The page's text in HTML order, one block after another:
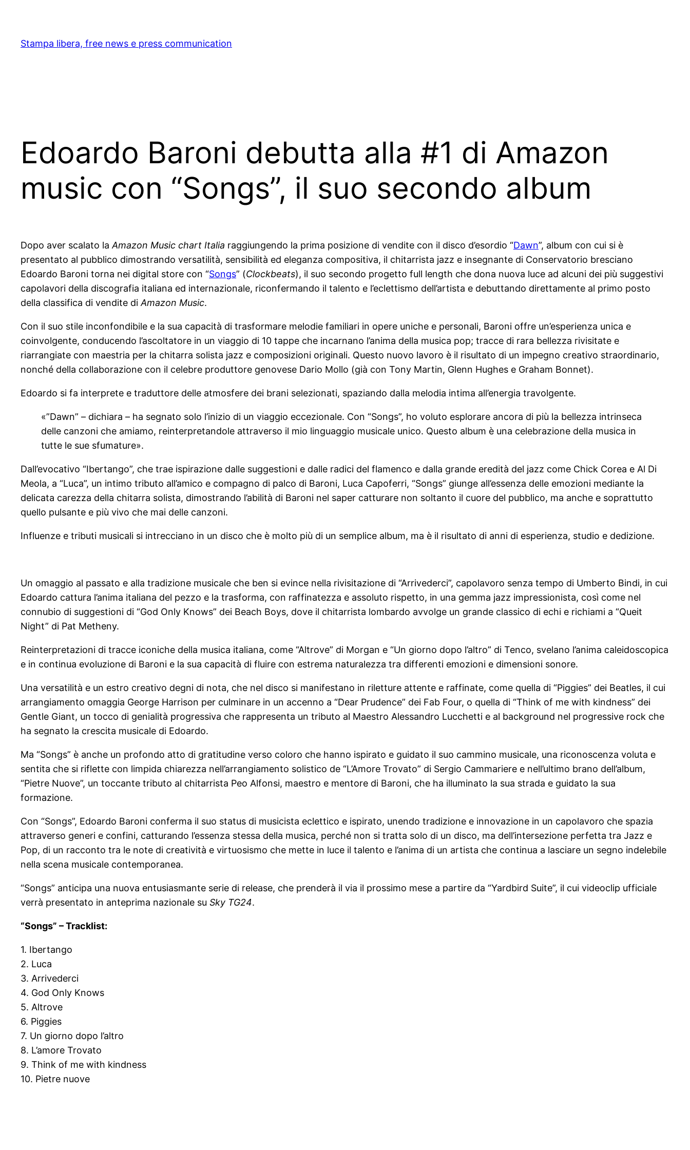
content
Stampa libera, free news e press communication
Edoardo Baroni debutta alla #1 di Amazon
music con “Songs”, il suo secondo album
Dopo aver scalato laAmazon Music chart Italia raggiungendo la prima posizione di vendite con il disco d’esordio “Dawn”, album con cui si è
presentato al pubblico dimostrando versatilità, sensibilità ed eleganza compositiva, il chitarrista jazz e insegnante di Conservatorio bresciano
Edoardo Baroni torna nei digital store con “Songs” (Clockbeats), il suo secondo progetto full length che dona nuova luce ad alcuni dei più suggestivi
capolavori della discografia italiana ed internazionale, riconfermando il talento e l’eclettismo dell’artista e debuttando direttamente al primo posto
della classifica di vendite diAmazon Music.
Con il suo stile inconfondibile e la sua capacità di trasformare melodie familiari in opere uniche e personali, Baroni offre un’esperienza unica e
coinvolgente, conducendo l’ascoltatore in un viaggio di 10 tappe che incarnano l’anima della musica pop; tracce di rara bellezza rivisitate e
riarrangiate con maestria per la chitarra solista jazz e composizioni originali. Questo nuovo lavoro è il risultato di un impegno creativo straordinario,
nonché della collaborazione con il celebre produttore genovese Dario Mollo (già con Tony Martin, Glenn Hughes e Graham Bonnet).
Edoardo si fa interprete e traduttore delle atmosfere dei brani selezionati, spaziando dalla melodia intima all’energia travolgente.
«”Dawn” – dichiara – ha segnato solo l’inizio di un viaggio eccezionale. Con “Songs”, ho voluto esplorare ancora di più la bellezza intrinseca
delle canzoni che amiamo, reinterpretandole attraverso il mio linguaggio musicale unico. Questo album è una celebrazione della musica in
tutte le sue sfumature».
Dall’evocativo “Ibertango”, che trae ispirazione dalle suggestioni e dalle radici del flamenco e dalla grande eredità del jazz come Chick Corea e Al Di
Meola, a “Luca”, un intimo tributo all’amico e compagno di palco di Baroni, Luca Capoferri, “Songs” giunge all’essenza delle emozioni mediante la
delicata carezza della chitarra solista, dimostrando l’abilità di Baroni nel saper catturare non soltanto il cuore del pubblico, ma anche e soprattutto
quello pulsante e più vivo che mai delle canzoni.
Influenze e tributi musicali si intrecciano in un disco che è molto più di un semplice album, ma è il risultato di anni di esperienza, studio e dedizione.
Un omaggio al passato e alla tradizione musicale che ben si evince nella rivisitazione di “Arrivederci”, capolavoro senza tempo di Umberto Bindi, in cui
Edoardo cattura l’anima italiana del pezzo e la trasforma, con raffinatezza e assoluto rispetto, in una gemma jazz impressionista, così come nel
connubio di suggestioni di “God Only Knows” dei Beach Boys, dove il chitarrista lombardo avvolge un grande classico di echi e richiami a “Queit
Night” di Pat Metheny.
Reinterpretazioni di tracce iconiche della musica italiana, come “Altrove” di Morgan e “Un giorno dopo l’altro” di Tenco, svelano l’anima caleidoscopica
e in continua evoluzione di Baroni e la sua capacità di fluire con estrema naturalezza tra differenti emozioni e dimensioni sonore.
Una versatilità e un estro creativo degni di nota, che nel disco si manifestano in riletture attente e raffinate, come quella di “Piggies” dei Beatles, il cui
arrangiamento omaggia George Harrison per culminare in un accenno a “Dear Prudence” dei Fab Four, o quella di “Think of me with kindness” dei
Gentle Giant, un tocco di genialità progressiva che rappresenta un tributo al Maestro Alessandro Lucchetti e al background nel progressive rock che
ha segnato la crescita musicale di Edoardo.
Ma “Songs” è anche un profondo atto di gratitudine verso coloro che hanno ispirato e guidato il suo cammino musicale, una riconoscenza voluta e
sentita che si riflette con limpida chiarezza nell’arrangiamento solistico de “L’Amore Trovato” di Sergio Cammariere e nell’ultimo brano dell’album,
“Pietre Nuove”, un toccante tributo al chitarrista Peo Alfonsi, maestro e mentore di Baroni, che ha illuminato la sua strada e guidato la sua
formazione.
Con “Songs”, Edoardo Baroni conferma il suo status di musicista eclettico e ispirato, unendo tradizione e innovazione in un capolavoro che spazia
attraverso generi e confini, catturando l’essenza stessa della musica, perché non si tratta solo di un disco, ma dell’intersezione perfetta tra Jazz e
Pop, di un racconto tra le note di creatività e virtuosismo che mette in luce il talento e l’anima di un artista che continua a lasciare un segno indelebile
nella scena musicale contemporanea.
“Songs” anticipa una nuova entusiasmante serie di release, che prenderà il via il prossimo mese a partire da “Yardbird Suite”, il cui videoclip ufficiale
verrà presentato in anteprima nazionale su Sky TG24.
“Songs” – Tracklist:
1. Ibertango
2. Luca
3. Arrivederci
4. God Only Knows
5. Altrove
6. Piggies
7. Un giorno dopo l’altro
8. L’amore Trovato
9. Think of me with kindness
10. Pietre nuove